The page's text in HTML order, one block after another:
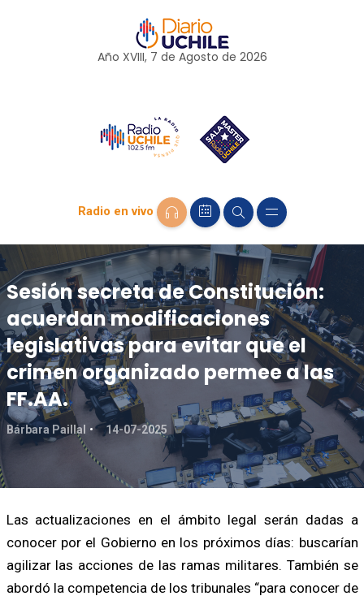
Año XVIII, 7 de Agosto de 2026
Radio en vivo
Sesión secreta de Constitución:
acuerdan modificaciones
legislativas para evitar que el
crimen organizado permee a las
FF.AA.
Bárbara Paillal 14-07-2025
Las actualizaciones en el ámbito legal serán dadas a
conocer por el Gobierno en los próximos días: buscarían
agilizar las acciones de las ramas militares. También se
abordó la competencia de los tribunales “para conocer de